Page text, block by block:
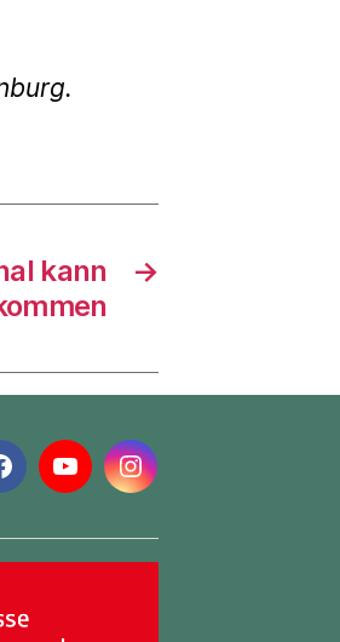
→
kann
YouTubeInstagram